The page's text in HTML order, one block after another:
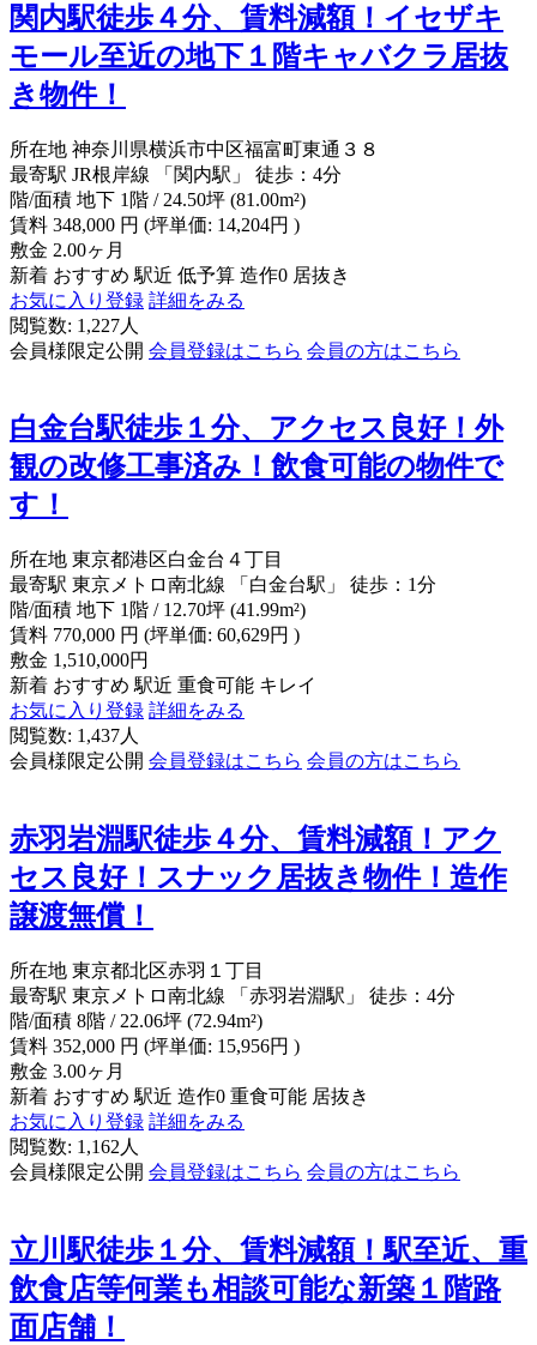
関内駅徒歩４分、賃料減額！イセザキ
モール至近の地下１階キャバクラ居抜
き物件！
所在地 神奈川県横浜市中区福富町東通３８
最寄駅 JR根岸線 「関内駅」 徒歩：4分
階/面積 地下 1階 / 24.50坪 (81.00m²)
賃料 348,000 円 (坪単価: 14,204円 )
敷金 2.00ヶ月
新着 おすすめ 駅近 低予算 造作0 居抜き
お気に入り登録 詳細をみる
閲覧数: 1,227人
会員様限定公開 会員登録はこちら 会員の方はこちら
白金台駅徒歩１分、アクセス良好！外
観の改修工事済み！飲食可能の物件で
す！
所在地 東京都港区白金台４丁目
最寄駅 東京メトロ南北線 「白金台駅」 徒歩：1分
階/面積 地下 1階 / 12.70坪 (41.99m²)
賃料 770,000 円 (坪単価: 60,629円 )
敷金 1,510,000円
新着 おすすめ 駅近 重食可能 キレイ
お気に入り登録 詳細をみる
閲覧数: 1,437人
会員様限定公開 会員登録はこちら 会員の方はこちら
赤羽岩淵駅徒歩４分、賃料減額！アク
セス良好！スナック居抜き物件！造作
譲渡無償！
所在地 東京都北区赤羽１丁目
最寄駅 東京メトロ南北線 「赤羽岩淵駅」 徒歩：4分
階/面積 8階 / 22.06坪 (72.94m²)
賃料 352,000 円 (坪単価: 15,956円 )
敷金 3.00ヶ月
新着 おすすめ 駅近 造作0 重食可能 居抜き
お気に入り登録 詳細をみる
閲覧数: 1,162人
会員様限定公開 会員登録はこちら 会員の方はこちら
立川駅徒歩１分、賃料減額！駅至近、重
飲食店等何業も相談可能な新築１階路
面店舗！